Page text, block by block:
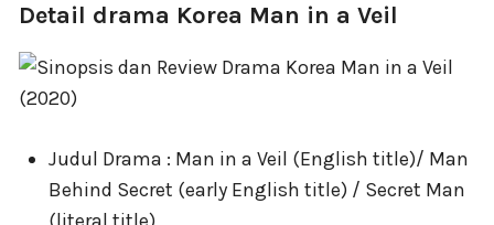
Detail drama Korea Man in a Veil
Judul Drama : Man in a Veil (English title)/ Man
Behind Secret (early English title) / Secret Man